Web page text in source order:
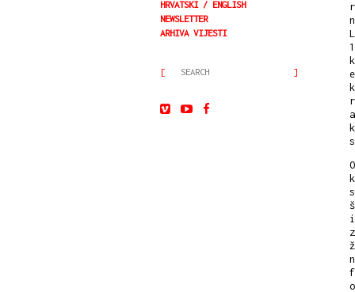
HRVATSKI
ENGLISH
NEWSLETTER
ARHIVA VIJESTI